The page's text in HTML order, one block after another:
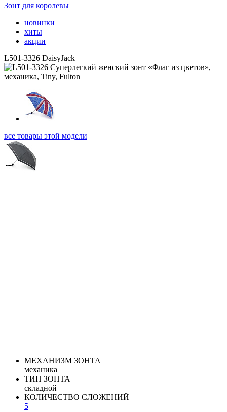
Зонт для королевы
новинки
хиты
акции
L501-3326 DaisyJack
все товары этой модели
МЕХАНИЗМ ЗОНТА
механика
ТИП ЗОНТА
складной
КОЛИЧЕСТВО СЛОЖЕНИЙ
5